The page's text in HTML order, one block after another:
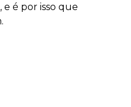
é por isso que